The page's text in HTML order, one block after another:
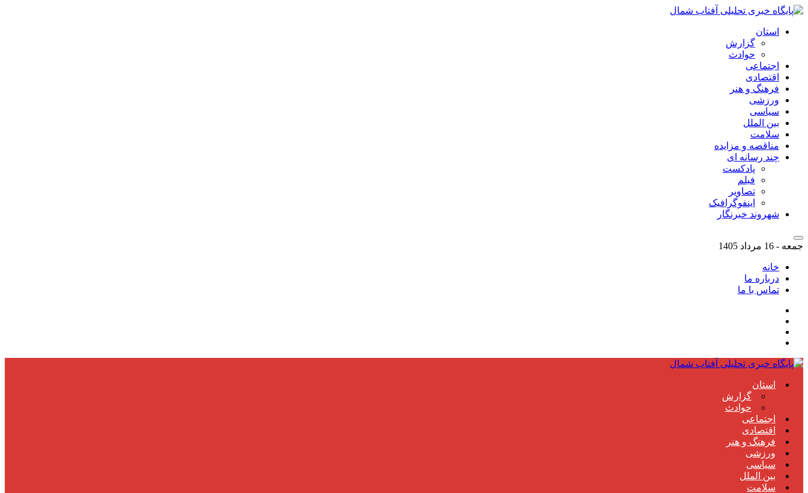
استان
گزارش
حوادث
اجتماعی
اقتصادی
فرهنگ و هنر
ورزشی
سیاسی
بین الملل
سلامت
مناقصه و مزایده
چند رسانه ای
پادکست
فیلم
تصاویر
اینفوگرافیک
شهروند خبرنگار
جمعه - 16 مرداد 1405
خانه
درباره ما
تماس با ما
استان
گزارش
حوادث
اجتماعی
اقتصادی
فرهنگ و هنر
ورزشی
سیاسی
بین الملل
سلامت